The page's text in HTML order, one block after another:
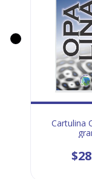
Cartulina